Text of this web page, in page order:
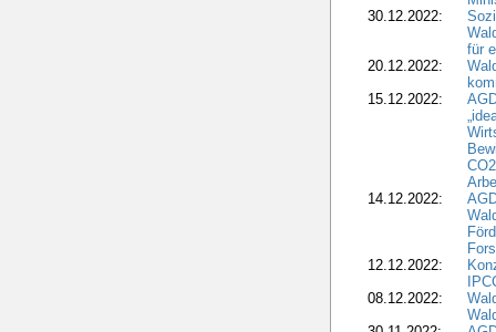
30.12.2022:
für
20.12.2022:
15.12.2022:
14.12.2022:
12.12.2022:
08.12.2022: